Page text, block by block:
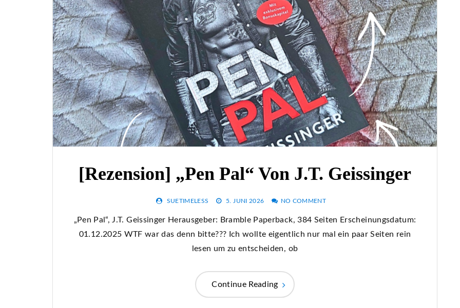
[Rezension] „Pen Pal“ Von J.T. Geissinger
SUETIMELESS 5. JUNI 2026 NO COMMENT
„Pen Pal“, J.T. Geissinger Herausgeber: Bramble Paperback, 384 Seiten Erscheinungsdatum:
01.12.2025 WTF war das denn bitte??? Ich wollte eigentlich nur mal ein paar Seiten rein
lesen um zu entscheiden, ob
Continue Reading